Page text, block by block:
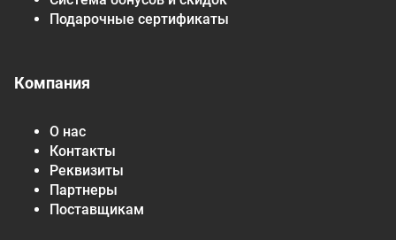
Подарочные сертификаты
Компания
О нас
Контакты
Реквизиты
Партнеры
Поставщикам